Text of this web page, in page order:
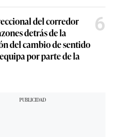
del corredor
detrás de la
del cambio de sentido
por parte de la
6